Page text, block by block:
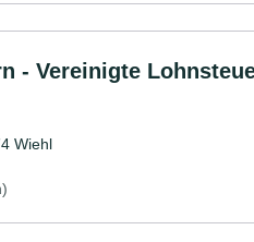
- Vereinigte
Wiehl